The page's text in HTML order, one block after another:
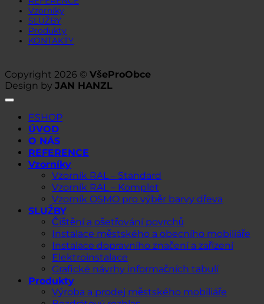
Vzorníky
SLUŽBY
Produkty
KONTAKTY
Copyright 2026 © VšeProObce
Design by JAN HANZL
ESHOP
ÚVOD
O NÁS
REFERENCE
Vzorníky
Vzorník RAL – Standard
Vzorník RAL – Komplet
Vzorník OSMO pro výběr barvy dřeva
SLUŽBY
Čištění a ošetřování povrchů
Instalace městského a obecního mobiliáře
Instalace dopravního značení a zařízení
Elektroinstalace
Grafické návrhy informačních tabulí
Produkty
Výroba a prodej městského mobiliáře